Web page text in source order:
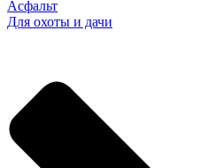
Асфальт
Для охоты и дачи